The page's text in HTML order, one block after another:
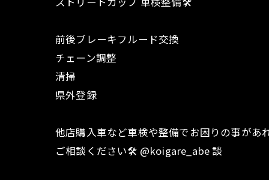
前後ブレーキフルード交換
チェーン調整
清掃
県外登録
他店購入車など車検や整備でお困りの事があ
ご相談ください🛠️ @koigare_abe 談